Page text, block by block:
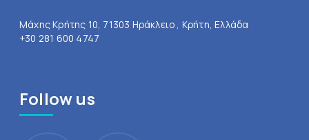
Μάχης Κρήτης 10, 71303 Ηράκλειο , Κρήτη, Ελλάδα
+30 281 600 4747
Follow us